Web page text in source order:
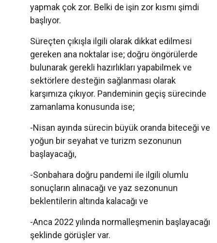
yapmak çok zor. Belki de işin zor kısmı şimdi
başlıyor.
Süreçten çıkışla ilgili olarak dikkat edilmesi
gereken ana noktalar ise; doğru öngörülerde
bulunarak gerekli hazırlıkları yapabilmek ve
sektörlere desteğin sağlanması olarak
karşımıza çıkıyor. Pandeminin geçiş sürecinde
zamanlama konusunda ise;
-Nisan ayında sürecin büyük oranda biteceği ve
yoğun bir seyahat ve turizm sezonunun
başlayacağı,
-Sonbahara doğru pandemi ile ilgili olumlu
sonuçların alınacağı ve yaz sezonunun
beklentilerin altında kalacağı ve
-Anca 2022 yılında normalleşmenin başlayacağı
şeklinde görüşler var.